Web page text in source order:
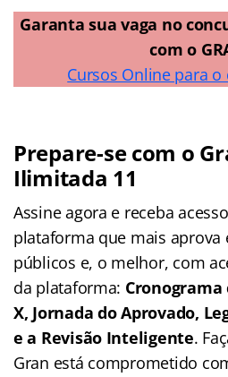
Garanta sua vaga no
com o
Cursos Online para o
Prepare-se com o
Ilimitada 11
Assine agora e receba
plataforma que mais aprova
públicos e, o melhor, com
da plataforma: Cronograma
X, Jornada do Aprovado,
e a Revisão Inteligente.
Gran está comprometido